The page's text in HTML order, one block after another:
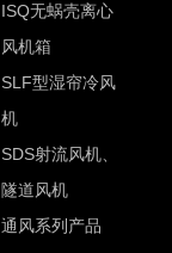
ISQ无蜗壳离心
风机箱
SLF型湿帘冷风
机
SDS射流风机、
隧道风机
通风系列产品